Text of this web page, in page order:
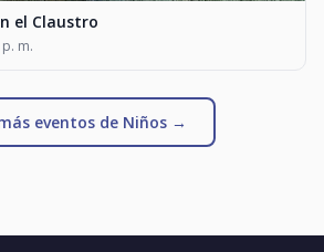
el Claustro
m.
eventos de Niños →